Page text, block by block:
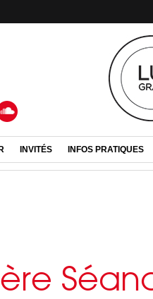
INVITÉS INFOS PRATIQUES